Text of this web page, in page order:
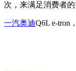
次，来满足消费者的
一汽奥迪Q6L e-tron